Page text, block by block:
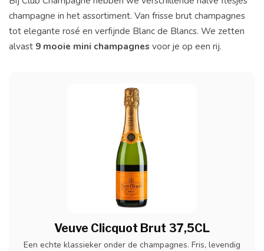
champagne in het assortiment. Van frisse brut champagnes
tot elegante rosé en verfijnde Blanc de Blancs. We zetten
alvast 9 mooie mini champagnes voor je op een rij.
Veuve Clicquot Brut 37,5CL
Een echte klassieker onder de champagnes. Fris, levendig